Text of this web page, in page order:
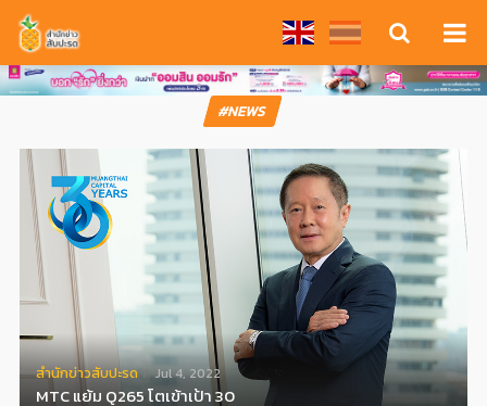
#NEWS
สํานักข่าวสับปะรด Jul 4, 2022
MTC แย้ม Q265 โตเข้าเป้า 30